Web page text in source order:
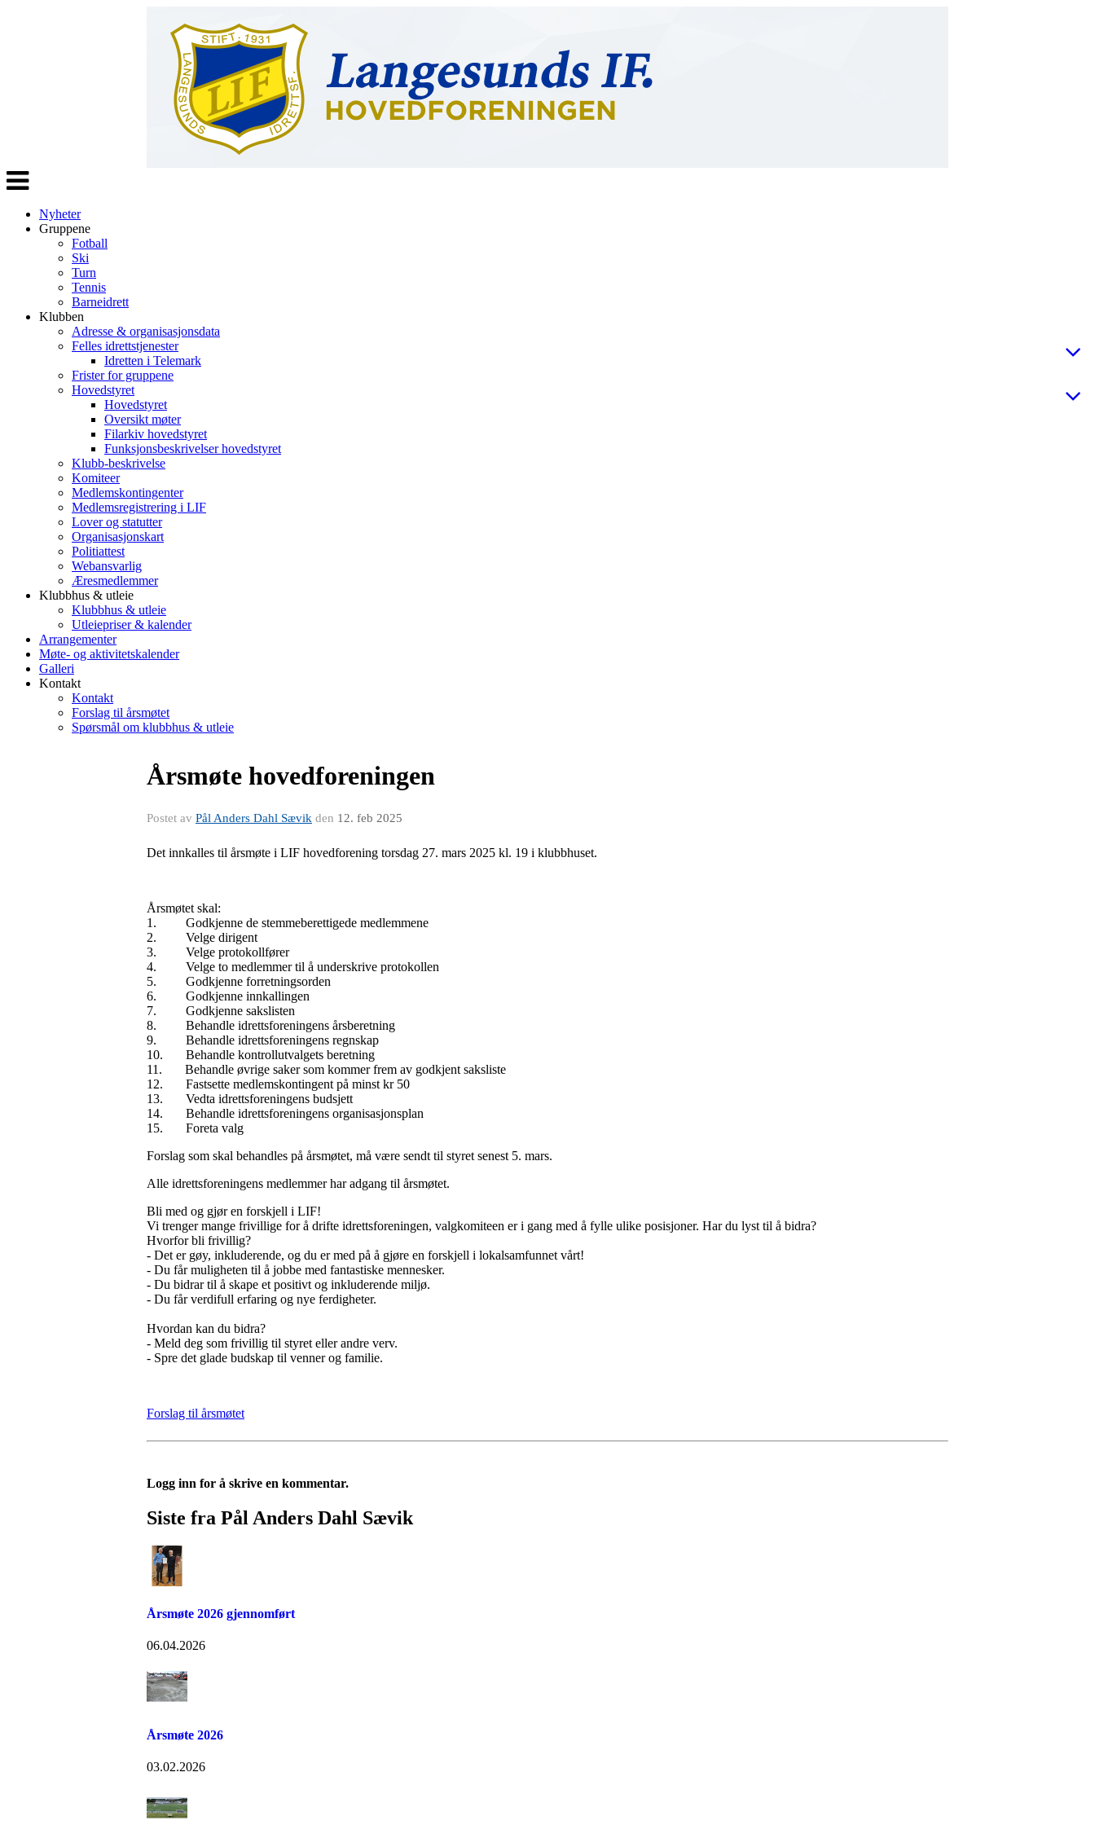
Veksle
navigasjon
Nyheter
Gruppene
Fotball
Ski
Turn
Tennis
Barneidrett
Klubben
Adresse & organisasjonsdata
Felles idrettstjenester
Idretten i Telemark
Frister for gruppene
Hovedstyret
Hovedstyret
Oversikt møter
Filarkiv hovedstyret
Funksjonsbeskrivelser hovedstyret
Klubb-beskrivelse
Komiteer
Medlemskontingenter
Medlemsregistrering i LIF
Lover og statutter
Organisasjonskart
Politiattest
Webansvarlig
Æresmedlemmer
Klubbhus & utleie
Klubbhus & utleie
Utleiepriser & kalender
Arrangementer
Møte- og aktivitetskalender
Galleri
Kontakt
Kontakt
Forslag til årsmøtet
Spørsmål om klubbhus & utleie
Årsmøte hovedforeningen
Postet av Pål Anders Dahl Sævik den 12. feb 2025
Det innkalles til årsmøte i LIF hovedforening torsdag 27. mars 2025 kl. 19 i klubbhuset.
Årsmøtet skal:
1. Godkjenne de stemmeberettigede medlemmene
2. Velge dirigent
3. Velge protokollfører
4. Velge to medlemmer til å underskrive protokollen
5. Godkjenne forretningsorden
6. Godkjenne innkallingen
7. Godkjenne sakslisten
8. Behandle idrettsforeningens årsberetning
9. Behandle idrettsforeningens regnskap
10. Behandle kontrollutvalgets beretning
11. Behandle øvrige saker som kommer frem av godkjent saksliste
12. Fastsette medlemskontingent på minst kr 50
13. Vedta idrettsforeningens budsjett
14. Behandle idrettsforeningens organisasjonsplan
15. Foreta valg
Forslag som skal behandles på årsmøtet, må være sendt til styret senest 5. mars.
Alle idrettsforeningens medlemmer har adgang til årsmøtet.
Bli med og gjør en forskjell i LIF!
Vi trenger mange frivillige for å drifte idrettsforeningen, valgkomiteen er i gang med å fylle ulike posisjoner. Har du lyst til å bidra?
Hvorfor bli frivillig?
- Det er gøy, inkluderende, og du er med på å gjøre en forskjell i lokalsamfunnet vårt!
- Du får muligheten til å jobbe med fantastiske mennesker.
- Du bidrar til å skape et positivt og inkluderende miljø.
- Du får verdifull erfaring og nye ferdigheter.
Hvordan kan du bidra?
- Meld deg som frivillig til styret eller andre verv.
- Spre det glade budskap til venner og familie.
Forslag til årsmøtet
Logg inn for å skrive en kommentar.
Siste fra Pål Anders Dahl Sævik
Årsmøte 2026 gjennomført
06.04.2026
Årsmøte 2026
03.02.2026